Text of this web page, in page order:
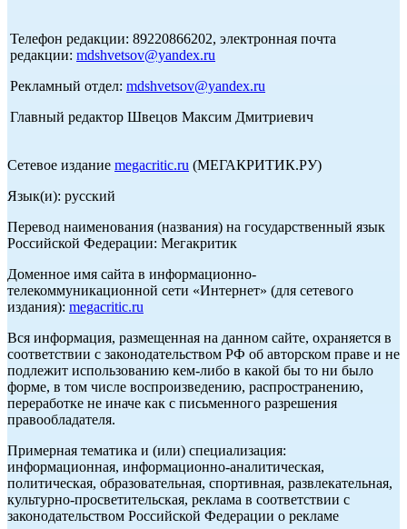
Телефон редакции: 89220866202, электронная почта
редакции: mdshvetsov@yandex.ru
Рекламный отдел: mdshvetsov@yandex.ru
Главный редактор Швецов Максим Дмитриевич
Сетевое издание megacritic.ru (МЕГАКРИТИК.РУ)
Язык(и): русский
Перевод наименования (названия) на государственный язык
Российской Федерации: Мегакритик
Доменное имя сайта в информационно-
телекоммуникационной сети «Интернет» (для сетевого
издания): megacritic.ru
Вся информация, размещенная на данном сайте, охраняется в
соответствии с законодательством РФ об авторском праве и не
подлежит использованию кем-либо в какой бы то ни было
форме, в том числе воспроизведению, распространению,
переработке не иначе как с письменного разрешения
правообладателя.
Примерная тематика и (или) специализация:
информационная, информационно-аналитическая,
политическая, образовательная, спортивная, развлекательная,
культурно-просветительская, реклама в соответствии с
законодательством Российской Федерации о рекламе